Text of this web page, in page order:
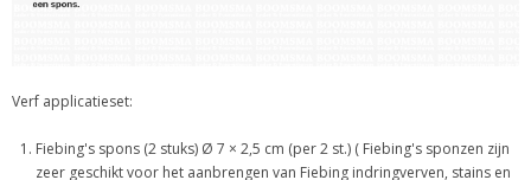
Verf applicatieset:
Fiebing's spons (2 stuks) Ø 7 × 2,5 cm (per 2 st.) ( Fiebing's sponzen zijn
zeer geschikt voor het aanbrengen van Fiebing indringverven, stains en